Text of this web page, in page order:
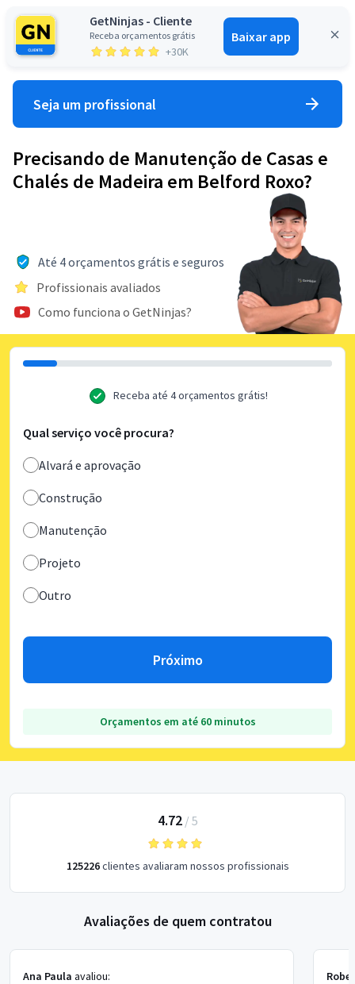
GetNinjas - Cliente
Receba orçamentos grátis
+30K
Baixar app
Entrar
Seja um profissional
Precisando de Manutenção de Casas e
Chalés de Madeira em Belford Roxo?
Até 4 orçamentos grátis e seguros
Profissionais avaliados
Como funciona o GetNinjas?
Receba até 4 orçamentos grátis!
Qual serviço você procura?
Alvará e aprovação
Construção
Manutenção
Projeto
Outro
Próximo
Orçamentos em até 60 minutos
4.72/ 5
125226clientes avaliaram nossos profissionais
Avaliações de quem contratou
Ana Paula avaliou: